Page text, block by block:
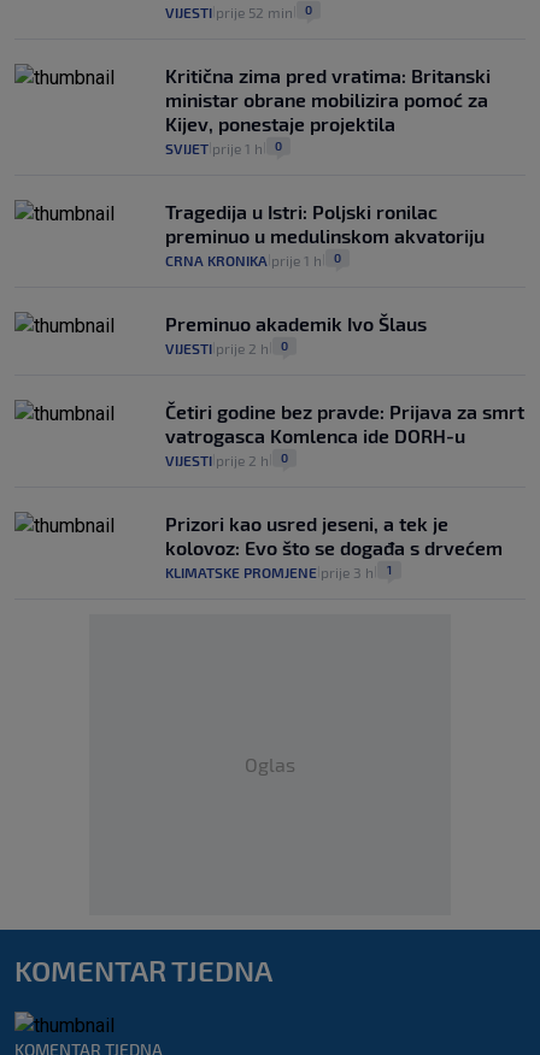
VIJESTI prije 52 min 0
Kritična zima pred vratima: Britanski
ministar obrane mobilizira pomoć za
Kijev, ponestaje projektila
SVIJET prije 1 h 0
Tragedija u Istri: Poljski ronilac
preminuo u medulinskom akvatoriju
CRNA KRONIKA prije 1 h 0
Preminuo akademik Ivo Šlaus
VIJESTI prije 2 h 0
Četiri godine bez pravde: Prijava za smrt
vatrogasca Komlenca ide DORH-u
VIJESTI prije 2 h 0
Prizori kao usred jeseni, a tek je
kolovoz: Evo što se događa s drvećem
KLIMATSKE PROMJENE prije 3 h 1
Oglas
KOMENTAR TJEDNA
KOMENTAR TJEDNA